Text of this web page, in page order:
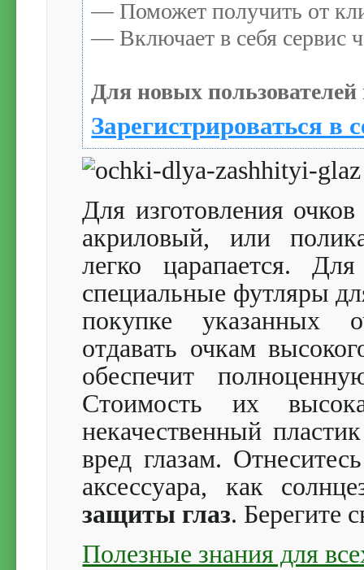
— Поможет получить от
— Включает в себя сервис
Для новых
Зарегистрироваться в
Для изготовления
акриловый, или
легко царапается.
специальные футляры
покупке указанных
отдавать очкам
обеспечит
Стоимость их
некачественный
вред глазам.
аксессуара, как
защиты глаз. Берегите
Полезные знания для